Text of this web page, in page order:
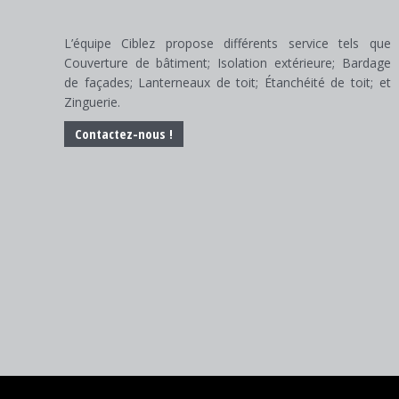
L’équipe Ciblez propose différents service tels que
Couverture de bâtiment; Isolation extérieure; Bardage
de façades; Lanterneaux de toit; Étanchéité de toit; et
Zinguerie.
Contactez-nous !